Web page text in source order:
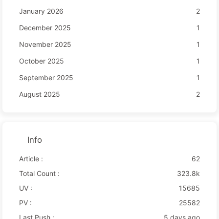
January 2026
2
December 2025
1
November 2025
1
October 2025
1
September 2025
1
August 2025
2
Info
Article :
62
Total Count :
323.8k
UV :
15685
PV :
25582